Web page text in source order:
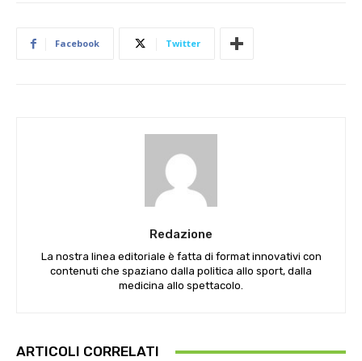
Facebook Twitter
Redazione
La nostra linea editoriale è fatta di format innovativi con
contenuti che spaziano dalla politica allo sport, dalla
medicina allo spettacolo.
ARTICOLI CORRELATI